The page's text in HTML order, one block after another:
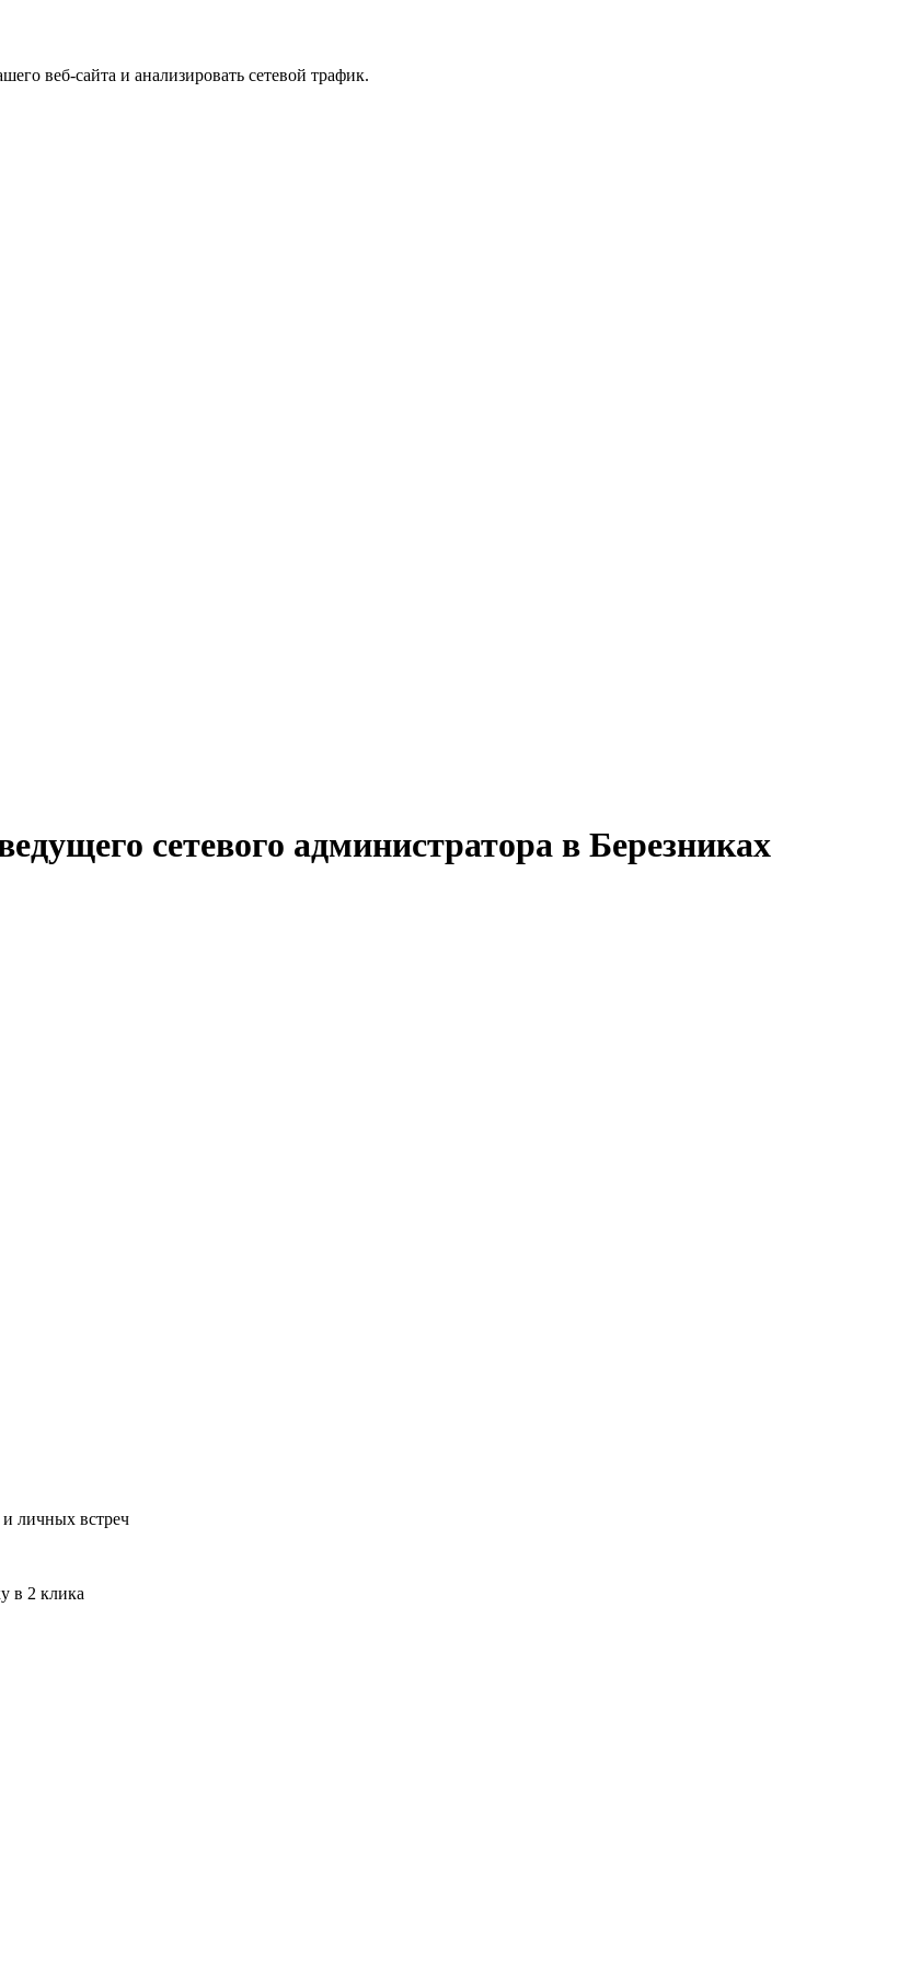
веб-сайта и анализировать сетевой трафик.
сетевого администратора в Березниках
личных встреч
в 2 клика